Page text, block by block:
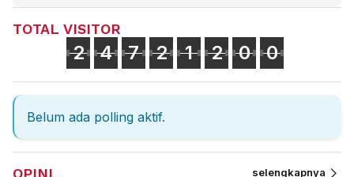
TOTAL VISITOR
2 4 7 2 1 2 0 0
Belum ada polling aktif.
OPINI selengkapnya